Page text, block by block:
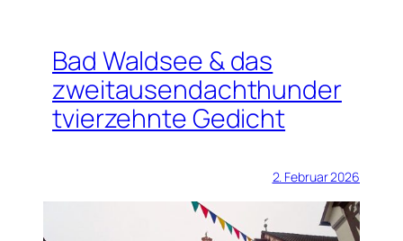
Bad Waldsee & das
zweitausendachthunder
tvierzehnte Gedicht
2. Februar 2026